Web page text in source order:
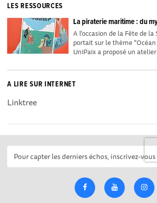
LES RESSOURCES
La piraterie maritime : du
A l'occasion de la Fête de la
portait sur le thème
UniPaix a proposé un
A LIRE SUR INTERNET
Linktree